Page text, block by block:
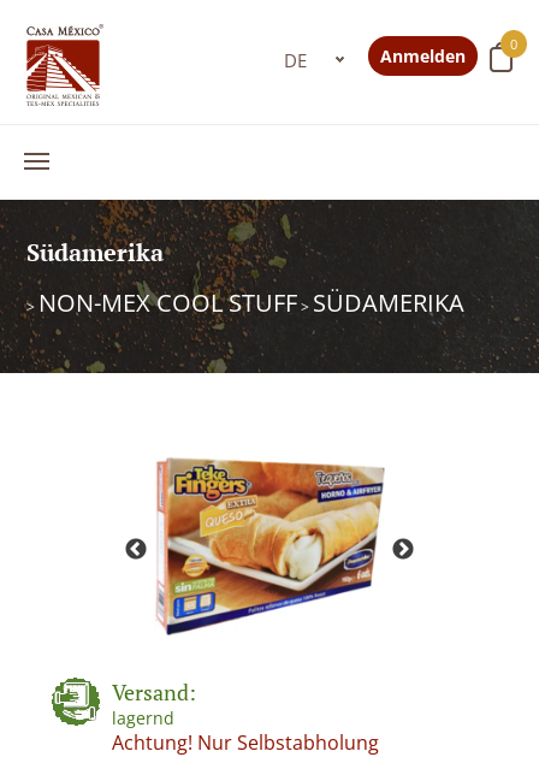
0
Anmelden
Südamerika
> NON-MEX COOL STUFF> SÜDAMERIKA
Versand:
lagernd
Achtung! Nur Selbstabholung